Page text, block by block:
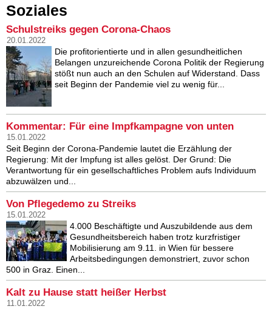
Soziales
Schulstreiks gegen Corona-Chaos
20.01.2022
Die profitorientierte und in allen gesundheitlichen
Belangen unzureichende Corona Politik der Regierung
stößt nun auch an den Schulen auf Widerstand. Dass
seit Beginn der Pandemie viel zu wenig für...
Kommentar: Für eine Impfkampagne von unten
15.01.2022
Seit Beginn der Corona-Pandemie lautet die Erzählung der
Regierung: Mit der Impfung ist alles gelöst. Der Grund: Die
Verantwortung für ein gesellschaftliches Problem aufs Individuum
abzuwälzen und...
Von Pflegedemo zu Streiks
15.01.2022
4.000 Beschäftigte und Auszubildende aus dem
Gesundheitsbereich haben trotz kurzfristiger
Mobilisierung am 9.11. in Wien für bessere
Arbeitsbedingungen demonstriert, zuvor schon
500 in Graz. Einen...
Kalt zu Hause statt heißer Herbst
11.01.2022